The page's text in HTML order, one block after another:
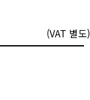
(VAT 별도)